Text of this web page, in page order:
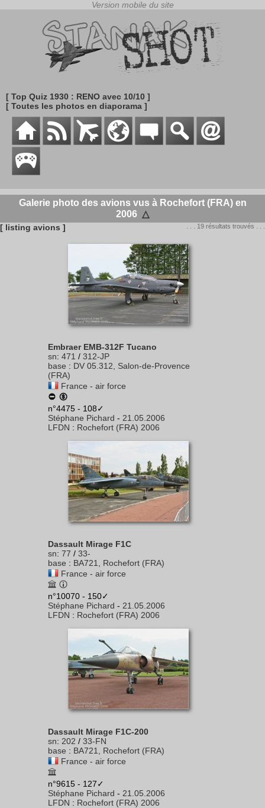
[ Top Quiz 1930 : RENO avec 10/10 ]
[ Toutes les photos en diaporama ]
Galerie photo des avions vus à Rochefort (FRA) en
2006 △
[ listing avions ] . . . 19 résultats trouvés . . .
Embraer EMB-312F Tucano
sn: 471 / 312-JP
base : DV 05.312, Salon-de-Provence
(FRA)
France - air force
n°4475 - 108✓
Stéphane Pichard - 21.05.2006
LFDN : Rochefort (FRA) 2006
Dassault Mirage F1C
sn: 77 / 33-
base : BA721, Rochefort (FRA)
France - air force
n°10070 - 150✓
Stéphane Pichard - 21.05.2006
LFDN : Rochefort (FRA) 2006
Dassault Mirage F1C-200
sn: 202 / 33-FN
base : BA721, Rochefort (FRA)
France - air force
n°9615 - 127✓
Stéphane Pichard - 21.05.2006
LFDN : Rochefort (FRA) 2006